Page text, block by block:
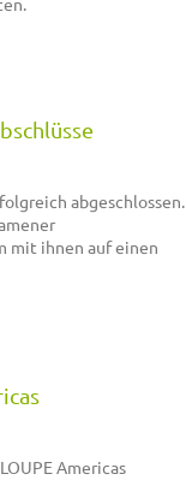
abgeschlossen.
mit ihnen auf einen
Americas